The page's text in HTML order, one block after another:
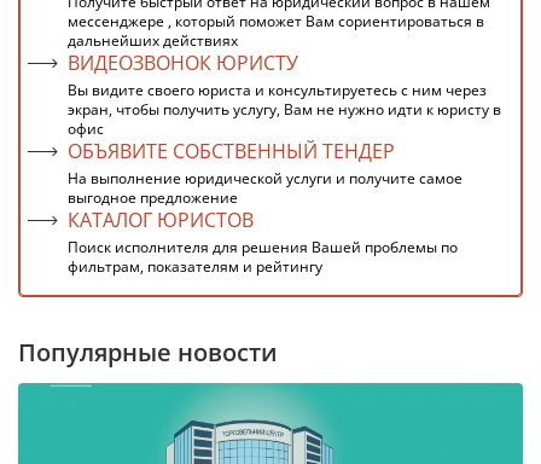
мессенджере , который поможет Вам сориентироваться в
дальнейших действиях
ВИДЕОЗВОНОК ЮРИСТУ
Вы видите своего юриста и консультируетесь с ним через
экран, чтобы получить услугу, Вам не нужно идти к юристу в
офис
ОБЪЯВИТЕ СОБСТВЕННЫЙ ТЕНДЕР
На выполнение юридической услуги и получите самое
выгодное предложение
КАТАЛОГ ЮРИСТОВ
Поиск исполнителя для решения Вашей проблемы по
фильтрам, показателям и рейтингу
Популярные новости